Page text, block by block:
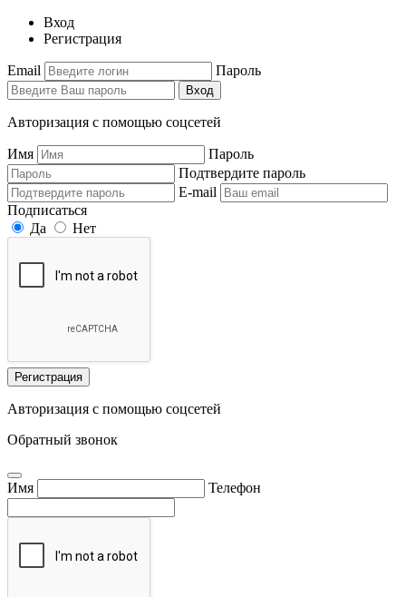
Вход
Регистрация
Email Пароль
Вход
Авторизация с помощью соцсетей
Имя
Пароль
Подтвердите пароль
E-mail
Подписаться
Да
Нет
Регистрация
Авторизация с помощью соцсетей
Обратный звонок
Имя Телефон